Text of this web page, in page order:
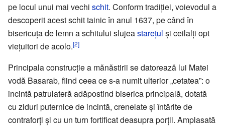
pe locul unui mai vechi schit. Conform tradiției, voievodul a
descoperit acest schit tainic în anul 1637, pe când în
bisericuța de lemn a schitului slujeastarețul și ceilalți opt
viețuitori de acolo.[2]
Principala construcție a mănăstirii se datorează lui Matei
vodă Basarab, fiind ceea ce s-a numit ulterior „cetatea”: o
incintă patrulateră adăpostind biserica principală, dotată
cu ziduri puternice de incintă, crenelate și întărite de
contraforți și cu un turn fortificat deasupra porții. Amplasată